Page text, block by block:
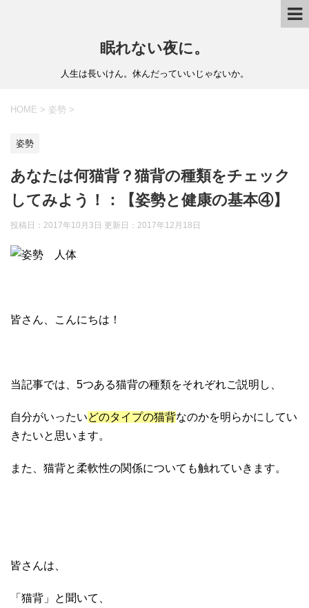
眠れない夜に。
人生は長いけん。休んだっていいじゃないか。
HOME > 姿勢 >
姿勢
あなたは何猫背？猫背の種類をチェック
してみよう！：【姿勢と健康の基本④】
投稿日：2017年10月3日 更新日： 2017年12月18日
皆さん、こんにちは！
当記事では、5つある猫背の種類をそれぞれご説明し、
自分がいったいどのタイプの猫背なのかを明らかにしてい
きたいと思います。
また、猫背と柔軟性の関係についても触れていきます。
皆さんは、
「猫背」と聞いて、